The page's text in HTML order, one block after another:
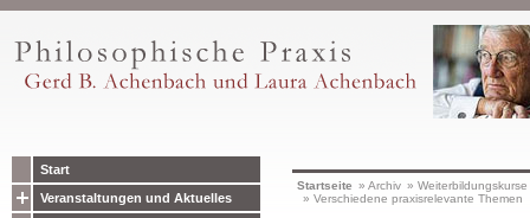
Start
Veranstaltungen und Aktuelles
Startseite » Archiv » Weiterbildungskurse
» Verschiedene praxisrelevante Themen